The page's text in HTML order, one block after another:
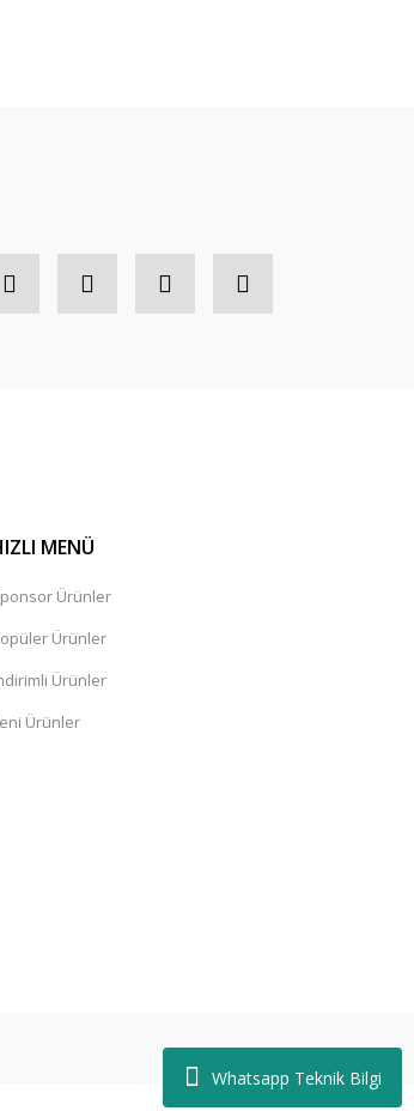
Whatsapp Teknik Bilgi
MENÜ
Ürünler
Ürünler
Ürünler
Ürünler